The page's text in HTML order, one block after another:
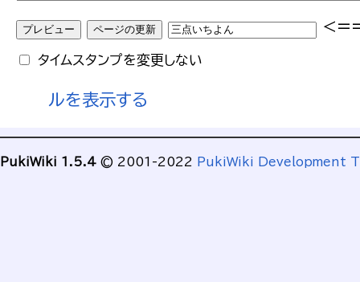
タイムスタンプを変更しない
ルを表示する
PukiWiki 1.5.4 © 2001-2022 PukiWiki Development